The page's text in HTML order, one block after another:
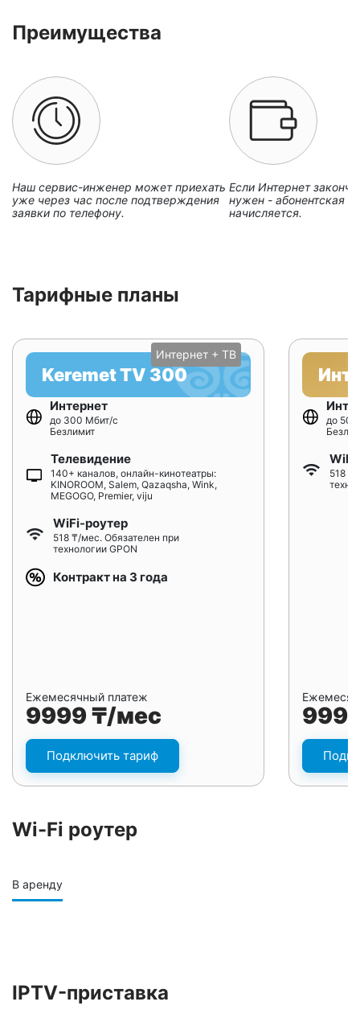
Преимущества
Наш сервис-инженер может приехать
уже через час после подтверждения
заявки по телефону.
Если Интернет
нужен - абонентская
начисляется.
Тарифные планы
Интернет + ТВ
Keremet TV 300
Интернет
до 300 Мбит/с
Безлимит
Телевидение
140+ каналов, онлайн-кинотеатры:
KINOROOM, Salem, Qazaqsha, Wink,
MEGOGO, Premier, viju
WiFi-роутер
518 ₸/мес. Обязателен при
технологии GPON
Контракт на 3 года
Ежемесячный платеж
9999 ₸/мес
Подключить тариф
до
518
Wi-Fi роутер
В аренду
IPTV-приставка